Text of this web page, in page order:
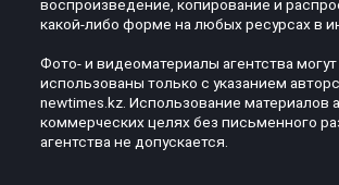
воспроизведение, копирование и
какой-либо форме на любых ресурсах в
Фото- и видеоматериалы агентства
использованы только с указанием
newtimes.kz. Использование материалов
коммерческих целях без письменного
агентства не допускается.